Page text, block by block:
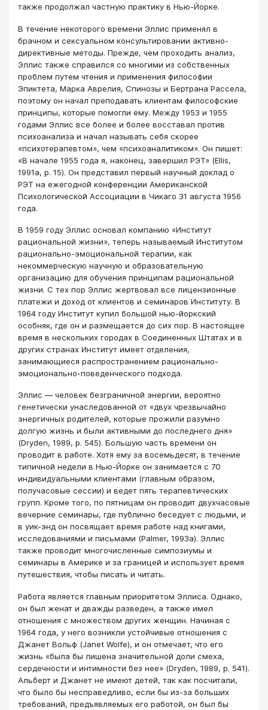
также продолжал частную практику в Нью-Йорке.
В течение некоторого времени Эллис применял в
брачном и сексуальном консультировании активно-
директивные методы. Прежде, чем проходить анализ,
Эллис также справился со многими из собственных
проблем путем чтения и применения философии
Эпиктета, Марка Аврелия, Спинозы и Бертрана Рассела,
поэтому он начал преподавать клиентам философские
принципы, которые помогли ему. Между 1953 и 1955
годами Эллис все более и более восставал против
психоанализа и начал называть себя скорее
«психотерапевтом», чем «психоаналитиком». Он пишет:
«В начале 1955 года я, наконец, завершил РЭТ» (Ellis,
1991a, p. 15). Он представил первый научный доклад о
РЭТ на ежегодной конференции Американской
Психологической Ассоциации в Чикаго 31 августа 1956
года.
В 1959 году Эллис основал компанию «Институт
рациональной жизни», теперь называемый Институтом
рационально-эмоциональной терапии, как
некоммерческую научную и образовательную
организацию для обучения принципам рациональной
жизни. С тех пор Эллис жертвовал все лицензионные
платежи и доход от клиентов и семинаров Институту. В
1964 году Институт купил большой нью-йоркский
особняк, где он и размещается до сих пор. В настоящее
время в нескольких городах в Соединенных Штатах и в
других странах Институт имеет отделения,
занимающиеся распространением рационально-
эмоционально-поведенческого подхода.
Эллис — человек безграничной энергии, вероятно
генетически унаследованной от «двух чрезвычайно
энергичных родителей, которые прожили разумно
долгую жизнь и были активными до последнего дня»
(Dryden, 1989, p. 545). Большую часть времени он
проводит в работе. Хотя ему за восемьдесят, в течение
типичной недели в Нью-Йорке он занимается с 70
индивидуальными клиентами (главным образом,
получасовые сессии) и ведет пять терапевтических
групп. Кроме того, по пятницам он проводит двухчасовые
вечерние семинары, где публично беседует с людьми, и
в уик-энд он посвящает время работе над книгами,
исследованиями и письмами (Palmer, 1993a). Эллис
также проводит многочисленные симпозиумы и
семинары в Америке и за границей и использует время
путешествия, чтобы писать и читать.
Работа является главным приоритетом Эллиса. Однако,
он был женат и дважды разведен, а также имел
отношения с множеством других женщин. Начиная с
1964 года, у него возникли устойчивые отношения с
Джанет Вольф (Janet Wolfe), и он отмечает, что его
жизнь «была бы лишена значительной доли смеха,
сердечности и интимности без нее» (Dryden, 1989, p. 541).
Альберт и Джанет не имеют детей, так как посчитали,
что было бы несправедливо, если бы из-за больших
требований, предъявляемых его работой, он был бы